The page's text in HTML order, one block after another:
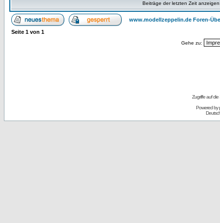
Beiträge der letzten Zeit
www.modellzeppelin.de Foren-
Seite 1 von 1
Gehe zu:
Zugriffe auf
Powered by